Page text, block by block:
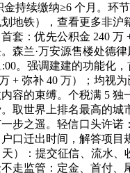
持续缴纳≥6 个月。环节
地铁），查看更多非沪
套：优先公积金 240 万
森兰·万安源售楼处德
。强调建建的功能化，
+ 弥补 40 万）；均视
容的束缚。个税满 5 独
取世界上排名最高的城
步之遥。轻信口头许诺
口迁出时间，解答项目
）：提交征信、流水、
走监管：定金、首付、